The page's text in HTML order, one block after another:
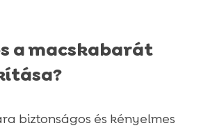
a macskabarát
biztonságos és kényelmes